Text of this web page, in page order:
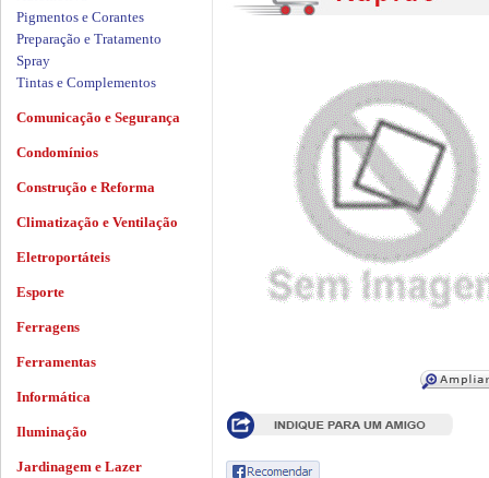
Pigmentos e Corantes
Preparação e Tratamento
Spray
Tintas e Complementos
Comunicação e Segurança
Condomínios
Construção e Reforma
Climatização e Ventilação
Eletroportáteis
Esporte
Ferragens
Ferramentas
Informática
Iluminação
Jardinagem e Lazer